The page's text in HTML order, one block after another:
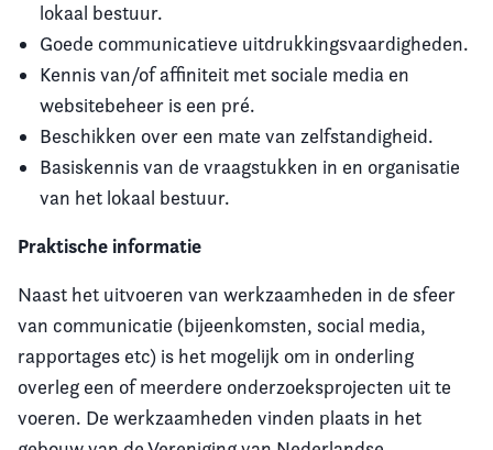
lokaal bestuur.
Goede communicatieve uitdrukkingsvaardigheden.
Kennis van/of affiniteit met sociale media en
websitebeheer is een pré.
Beschikken over een mate van zelfstandigheid.
Basiskennis van de vraagstukken in en organisatie
van het lokaal bestuur.
Praktische informatie
Naast het uitvoeren van werkzaamheden in de sfeer
van communicatie (bijeenkomsten, social media,
rapportages etc) is het mogelijk om in onderling
overleg een of meerdere onderzoeksprojecten uit te
voeren. De werkzaamheden vinden plaats in het